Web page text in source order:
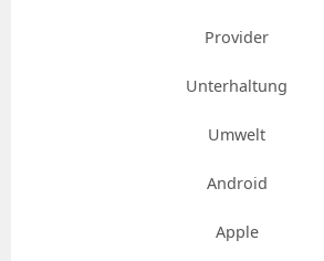
Provider
Unterhaltung
Umwelt
Android
Apple